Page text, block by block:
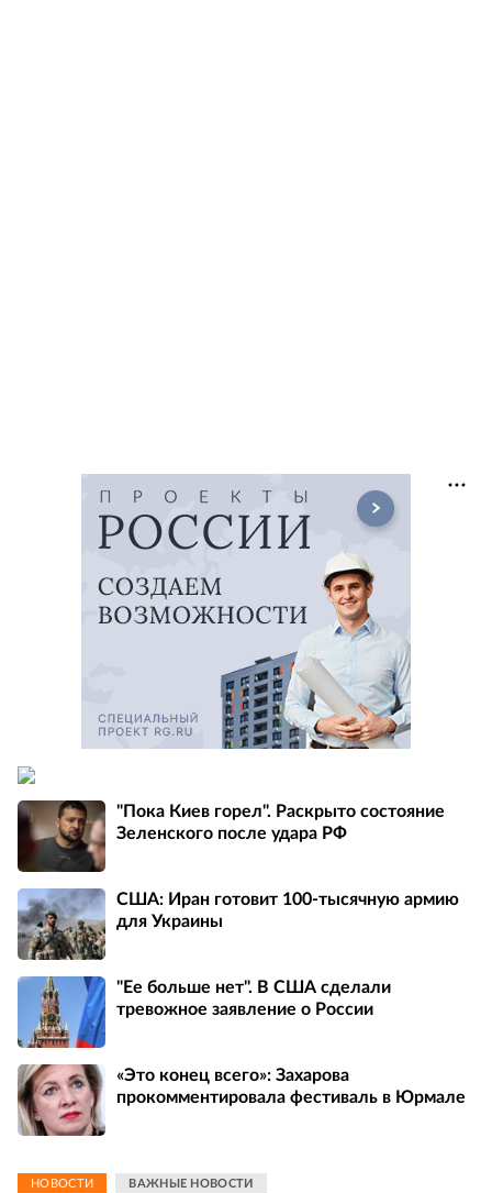
"Пока Киев горел". Раскрыто состояние
Зеленского после удара РФ
США: Иран готовит 100-тысячную армию
для Украины
"Ее больше нет". В США сделали
тревожное заявление о России
«Это конец всего»: Захарова
прокомментировала фестиваль в Юрмале
НОВОСТИ ВАЖНЫЕ НОВОСТИ